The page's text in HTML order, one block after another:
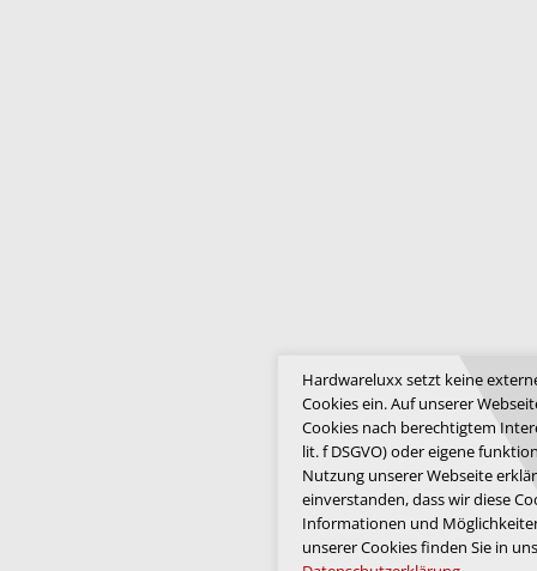
Hardwareluxx setzt keine
Cookies ein. Auf unserer
Cookies nach berechtigtem
lit. f DSGVO) oder eigene
Nutzung unserer Webseite
einverstanden, dass wir diese
Informationen und
unserer Cookies finden Sie in